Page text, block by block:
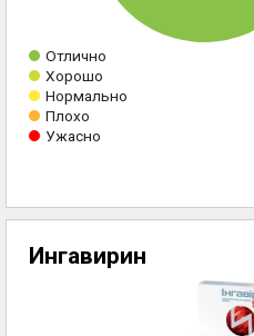
Отлично
Хорошо
Нормально
Плохо
Ужасно
Ингавирин